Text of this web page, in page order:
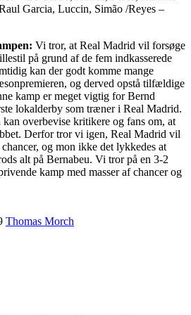
Garcia, Luccin, Simão /Reyes –
Vi tror, at Real Madrid vil forsøge
på grund af de fem indkasserede
kan der godt komme mange
og derved opstå tilfældige
kamp er meget vigtig for Bernd
lokalderby som træner i Real Madrid.
kan overbevise kritikere og fans om, at
Derfor tror vi igen, Real Madrid vil
og mon ikke det lykkedes at
alt på Bernabeu. Vi tror på en 3-2
kamp med masser af chancer og
Thomas Morch